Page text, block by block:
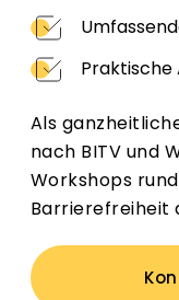
Praktische
Als
nach BITV und
Workshops
Barrierefreiheit